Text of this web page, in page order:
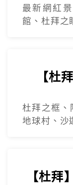
最新網紅
館、杜拜之
【杜
杜拜之框
地球村、沙
【杜